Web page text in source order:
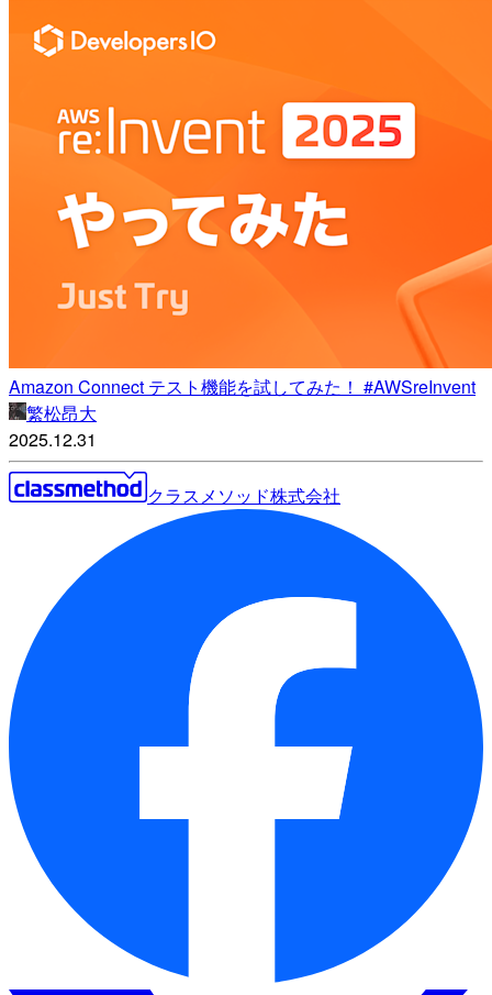
Amazon Connect テスト機能を試してみた！ #AWSreInvent
繁松昂大
2025.12.31
クラスメソッド株式会社